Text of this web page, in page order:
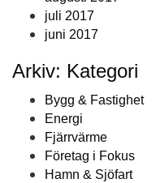
juli 2017
juni 2017
Arkiv: Kategori
Bygg & Fastighet
Energi
Fjärrvärme
Företag i Fokus
Hamn & Sjöfart